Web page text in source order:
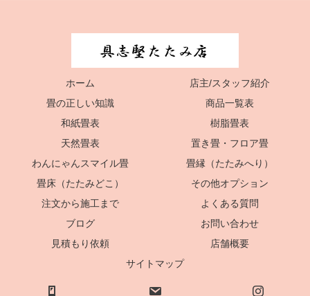
ホーム
店主/スタッフ紹介
畳の正しい知識
商品一覧表
和紙畳表
樹脂畳表
天然畳表
置き畳・フロア畳
わんにゃんスマイル畳
畳縁（たたみへり）
畳床（たたみどこ）
その他オプション
注文から施工まで
よくある質問
ブログ
お問い合わせ
見積もり依頼
店舗概要
サイトマップ
Copyright © 2020 具志堅たたみ店 All Rights Reserved.